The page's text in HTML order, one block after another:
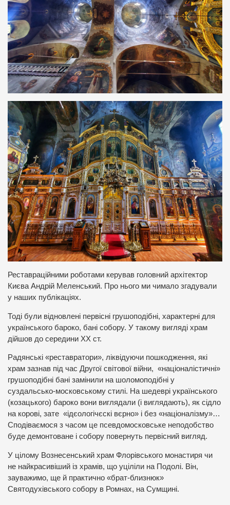
Реставраційними роботами керував головний архітектор
Києва Андрій Меленський. Про нього ми чимало згадували
у наших публікаціях.
Тоді були відновлені первісні грушоподібні, характерні для
українського бароко, бані собору. У такому вигляді храм
дійшов до середини ХХ ст.
Радянські «реставратори», ліквідуючи пошкодження, які
храм зазнав під час Другої світової війни, «націоналістичні»
грушоподібні бані замінили на шоломоподібні у
суздальсько-московському стилі. На шедеврі українського
(козацького) бароко вони виглядали (і виглядають), як сідло
на корові, зате «ідєологічєскі вєрно» і без «націоналізму»…
Сподіваємося з часом це псевдомосковське неподобство
буде демонтоване і собору повернуть первісний вигляд.
У цілому Вознесенський храм Флорівського монастиря чи
не найкрасивіший із храмів, що уціліли на Подолі. Він,
зауважимо, ще й практично «брат-близнюк»
Святодухівського собору в Ромнах, на Сумщині.